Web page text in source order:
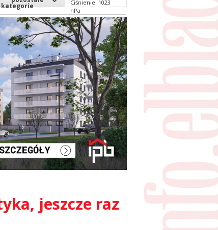
kategorie
Ciśnienie: 1023
hPa
jeszcze raz